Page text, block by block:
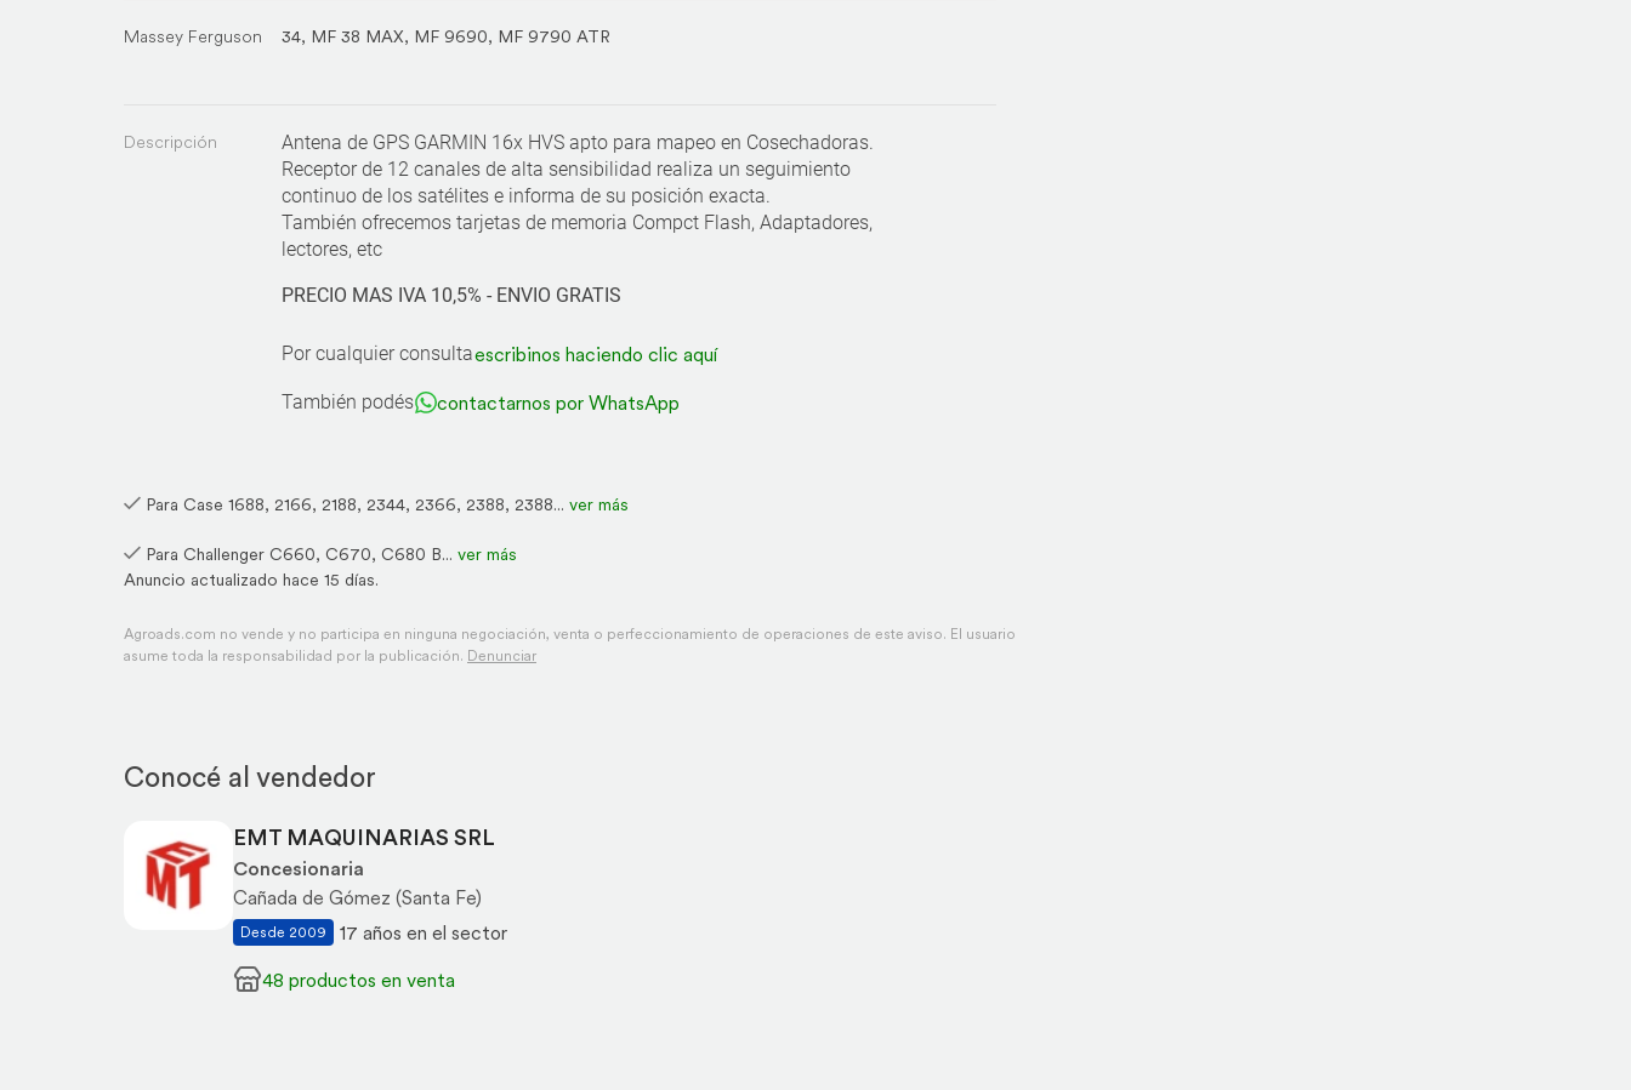
Massey Ferguson 34, MF 38 MAX, MF 9690, MF 9790 ATR
Descripción
Antena de GPS GARMIN 16x HVS apto para mapeo en Cosechadoras.
Receptor de 12 canales de alta sensibilidad realiza un seguimiento
continuo de los satélites e informa de su posición exacta.
También ofrecemos tarjetas de memoria Compct Flash, Adaptadores,
lectores, etc
PRECIO MAS IVA 10,5% - ENVIO GRATIS
Por cualquier consultaescribinos haciendo clic aquí
También podés contactarnos por WhatsApp
Para Case 1688, 2166, 2188, 2344, 2366, 2388, 2388... ver más
Para Challenger C660, C670, C680 B... ver más
Anuncio actualizado hace 15 días.
Agroads.com no vende y no participa en ninguna negociación, venta o perfeccionamiento de operaciones de este aviso. El usuario
asume toda la responsabilidad por la publicación. Denunciar
Conocé al vendedor
EMT MAQUINARIAS SRL
Concesionaria
Cañada de Gómez (Santa Fe)
Desde 2009
17 años en el sector
48 productos en venta